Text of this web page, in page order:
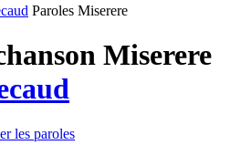
Paroles Miserere
Miserere
les paroles